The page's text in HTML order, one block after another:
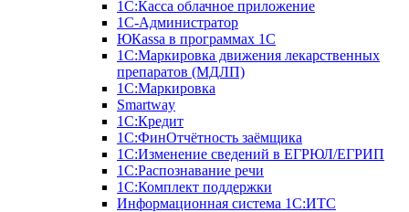
1С:Касса облачное приложение
1С-Администратор
ЮКаssа в программах 1С
1С:Маркировка движения лекарственных
препаратов (МДЛП)
1С:Маркировка
Smartway
1С:Кредит
1С:ФинОтчётность заёмщика
1С:Изменение сведений в ЕГРЮЛ/ЕГРИП
1С:Распознавание речи
1С:Комплект поддержки
Информационная система 1С:ИТС